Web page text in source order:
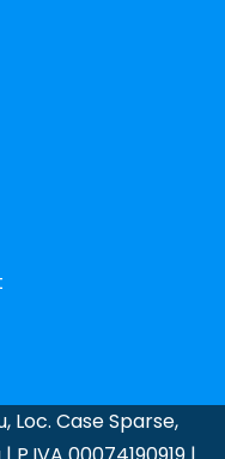
Loc. Case Sparse,